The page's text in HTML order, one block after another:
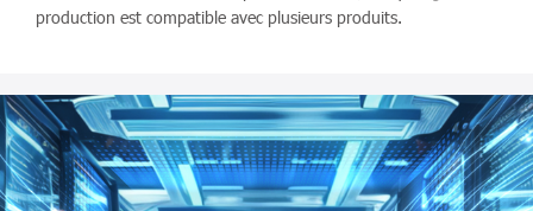
production est compatible avec plusieurs produits.